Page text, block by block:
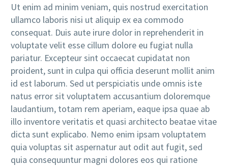
Ut enim ad minim veniam, quis nostrud exercitation
ullamco laboris nisi ut aliquip ex ea commodo
consequat. Duis aute irure dolor in reprehenderit in
voluptate velit esse cillum dolore eu fugiat nulla
pariatur. Excepteur sint occaecat cupidatat non
proident, sunt in culpa qui officia deserunt mollit anim
id est laborum. Sed ut perspiciatis unde omnis iste
natus error sit voluptatem accusantium doloremque
laudantium, totam rem aperiam, eaque ipsa quae ab
illo inventore veritatis et quasi architecto beatae vitae
dicta sunt explicabo. Nemo enim ipsam voluptatem
quia voluptas sit aspernatur aut odit aut fugit, sed
quia consequuntur magni dolores eos qui ratione